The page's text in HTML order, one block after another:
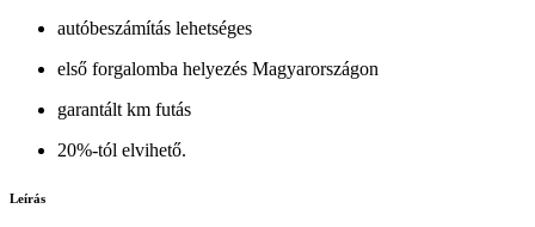
autóbeszámítás lehetséges
első forgalomba helyezés Magyarországon
garantált km futás
20%-tól elvihető.
Leírás